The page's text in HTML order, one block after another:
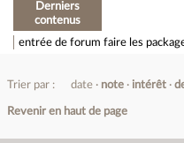
Derniers
contenus
entrée de forum faire les
Trier par : date note intérêt
Revenir en haut de page